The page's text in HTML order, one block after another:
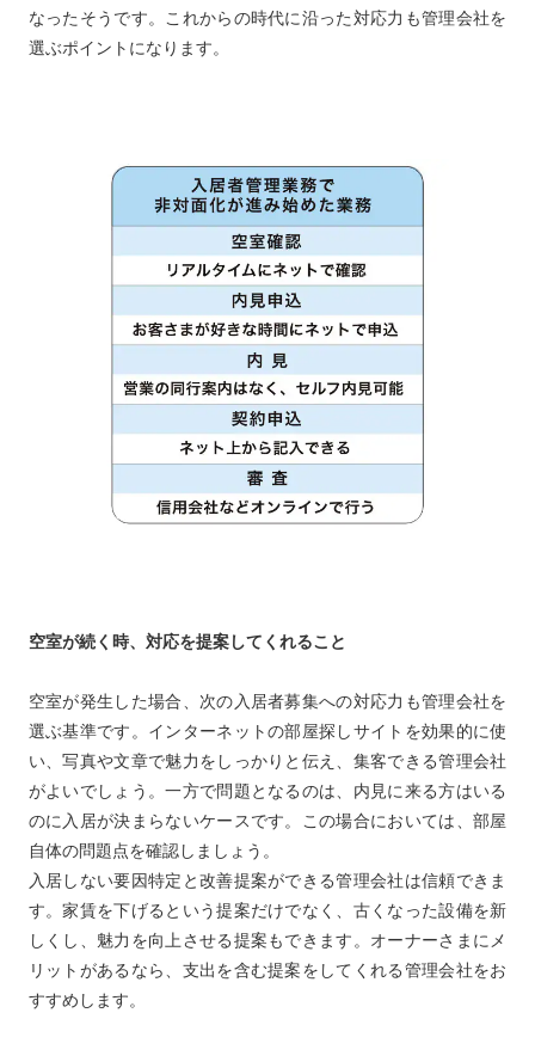
なったそうです。これからの時代に沿った対応力も管理会社を
選ぶポイントになります。
空室が続く時、対応を提案してくれること
空室が発生した場合、次の入居者募集への対応力も管理会社を
選ぶ基準です。インターネットの部屋探しサイトを効果的に使
い、写真や文章で魅力をしっかりと伝え、集客できる管理会社
がよいでしょう。一方で問題となるのは、内見に来る方はいる
のに入居が決まらないケースです。この場合においては、部屋
自体の問題点を確認しましょう。
入居しない要因特定と改善提案ができる管理会社は信頼できま
す。家賃を下げるという提案だけでなく、古くなった設備を新
しくし、魅力を向上させる提案もできます。オーナーさまにメ
リットがあるなら、支出を含む提案をしてくれる管理会社をお
すすめします。